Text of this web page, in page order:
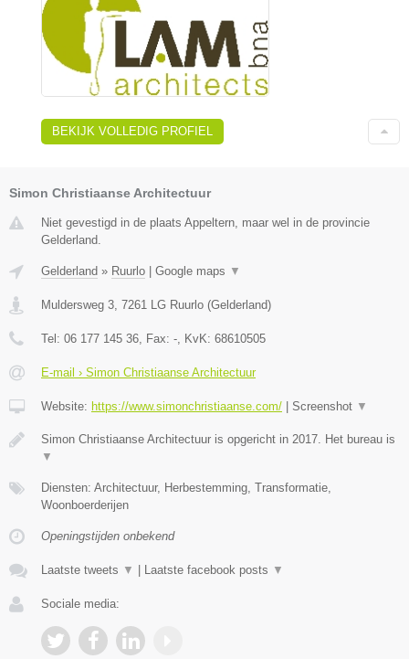
BEKIJK VOLLEDIG PROFIEL
Simon Christiaanse Architectuur
Niet gevestigd in de plaats Appeltern, maar wel in de provincie
Gelderland.
Gelderland » Ruurlo Google maps ▼
Muldersweg 3, 7261 LG Ruurlo (Gelderland)
Tel: 06 177 145 36, Fax: -, KvK: 68610505
E-mail › Simon Christiaanse Architectuur
Website: https://www.simonchristiaanse.com/ Screenshot ▼
Simon Christiaanse Architectuur is opgericht in 2017. Het bureau is
▼
Diensten: Architectuur, Herbestemming, Transformatie,
Woonboerderijen
Openingstijden onbekend
Laatste tweets ▼ Laatste facebook posts ▼
Sociale media: